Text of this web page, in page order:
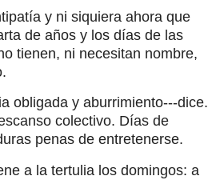
y ni siquiera ahora que
de años y los días de las
tienen, ni necesitan nombre,
obligada y aburrimiento---dice.
colectivo. Días de
penas de entretenerse.
a la tertulia los domingos: a